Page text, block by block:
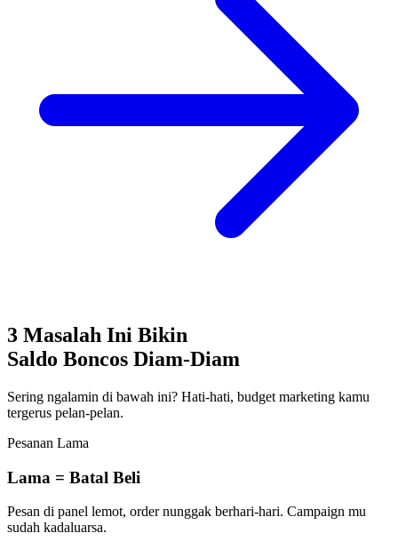
3 Masalah Ini Bikin
Saldo Boncos Diam-Diam
Sering ngalamin di bawah ini? Hati-hati, budget marketing kamu
tergerus pelan-pelan.
Pesanan Lama
Lama = Batal Beli
Pesan di panel lemot, order nunggak berhari-hari. Campaign mu
sudah kadaluarsa.